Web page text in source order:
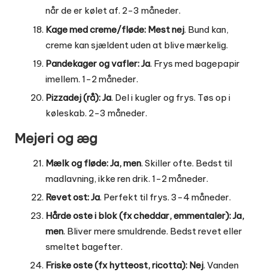
når de er kølet af. 2-3 måneder.
Kage med creme/fløde: Mest nej. Bund kan,
creme kan sjældent uden at blive mærkelig.
Pandekager og vafler:Ja. Frys med bagepapir
imellem. 1-2 måneder.
Pizzadej (rå):Ja. Del i kugler og frys. Tøs op i
køleskab. 2-3 måneder.
Mejeri og æg
Mælk og fløde:Ja, men. Skiller ofte. Bedst til
madlavning, ikke ren drik. 1-2 måneder.
Revet ost:Ja. Perfekt til frys. 3-4 måneder.
Hårde oste i blok (fx cheddar, emmentaler):Ja,
men. Bliver mere smuldrende. Bedst revet eller
smeltet bagefter.
Friske oste (fx hytteost, ricotta): Nej. Vanden